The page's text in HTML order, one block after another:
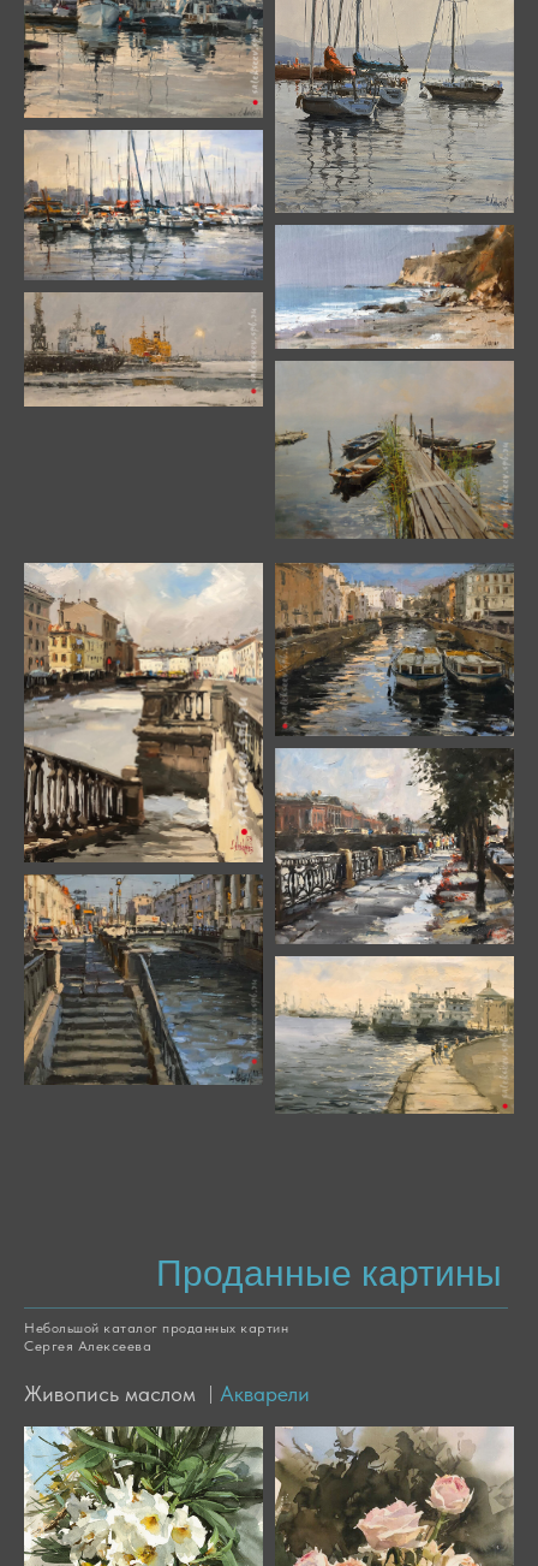
Проданные картины
Акварели
Живопись маслом
Небольшой каталог проданных картин
Сергея Алексеева